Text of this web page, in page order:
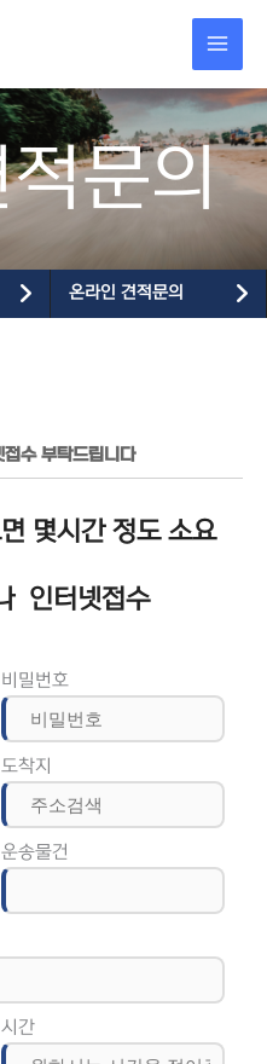
문의
온라인 견적문의
수 부탁드립니다
몇시간 정도 소요
인터넷접수
비밀번호
도착지
운송물건
시간